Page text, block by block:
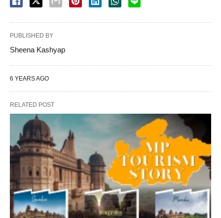
PUBLISHED BY
Sheena Kashyap
6 YEARS AGO
RELATED POST